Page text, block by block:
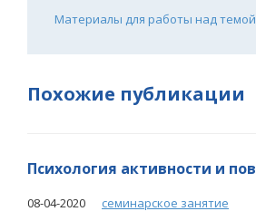
Материалы для работы над
Похожие публикации
Психология активности и
08-04-2020
семинарское занятие